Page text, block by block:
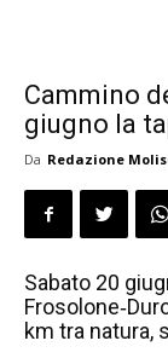
Cammino
giugno la
Da Redazione
Sabato 20
km tra natura,